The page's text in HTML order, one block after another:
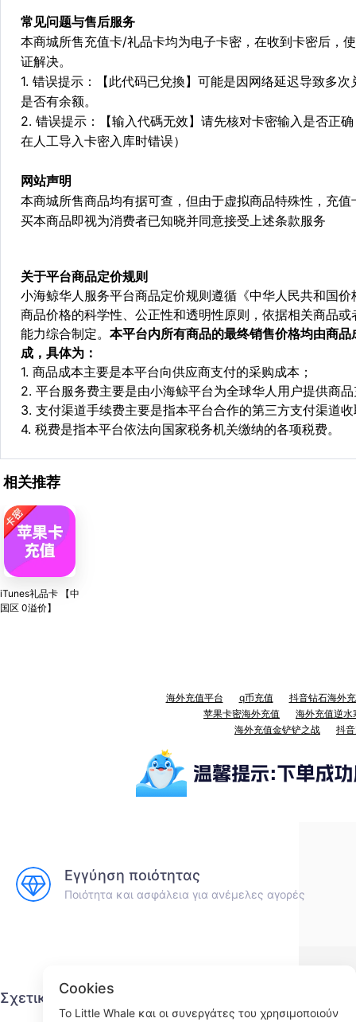
常见问题与售后服务
本商城所售充值卡/礼品卡均为电子卡密，在收到卡密后，
证解决。
1. 错误提示：【此代码已兌換】可能是因网络延迟导致多
是否有余额。
2. 错误提示：【输入代碼无效】请先核对卡密输入是否正
在人工导入卡密入库时错误）
网站声明
本商城所售商品均有据可查，但由于虚拟商品特殊性，充
买本商品即视为消费者已知晓并同意接受上述条款服务
关于平台商品定价规则
小海鲸华人服务平台商品定价规则遵循《中华人民共和国
商品价格的科学性、公正性和透明性原则，依据相关商品
能力综合制定。 本平台内所有商品的最终销售价格均由商
成，具体为：
1. 商品成本主要是本平台向供应商支付的采购成本；
2. 平台服务费主要是由小海鲸平台为全球华人用户提供商
3. 支付渠道手续费主要是指本平台合作的第三方支付渠道
4. 税费是指本平台依法向国家税务机关缴纳的各项税费。
相关推荐
iTunes礼品卡 【中
国区 0溢价】
海外充值平台 q币充值
抖音钻石海外
苹果卡密海外充值
海外充值逆水
海外充值金铲铲之战
抖
Εγγύηση ποιότητας
Ποιότητα και ασφάλεια για ανέμελες αγορές
Σχετικά με τον μικρό κιτρινόψαρο
Cookies
Το Little Whale και οι συνεργάτες του χρησιμοποιούν